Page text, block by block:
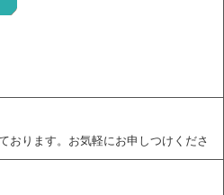
おります。お気軽にお申しつけくださ